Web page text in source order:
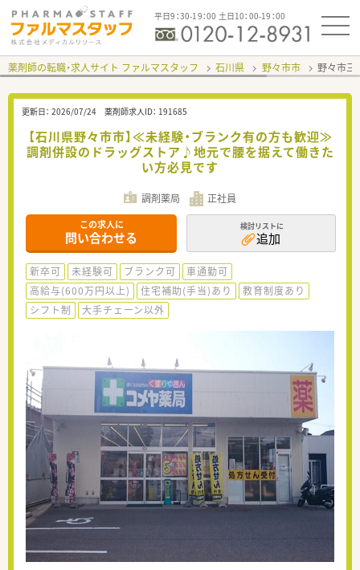
平日9：30-19：00 土日10：00-19：00
薬剤師の転職・求人サイト ファルマスタッフ 石川県 野々市市 野々市三
更新日： 2026/07/24 薬剤師求人ID： 191685
【石川県野々市市】≪未経験・ブランク有の方も歓迎≫
調剤併設のドラッグストア♪地元で腰を据えて働きた
い方必見です
調剤薬局 正社員
この求人に
問い合わせる
検討リストに
追加
新卒可 未経験可 ブランク可
車通勤可
高給与(600万円以上)
住宅補助(手当)あり
教育制度あり
シフト制
大手チェーン以外